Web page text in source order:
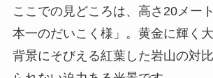
ここでの見どころは、高さ20メー
本一のだいこく様」。黄金に輝く
背景にそびえる紅葉した岩山の対